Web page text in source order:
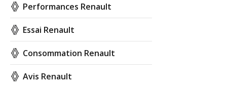
Performances Renault
Essai Renault
Consommation Renault
Avis Renault